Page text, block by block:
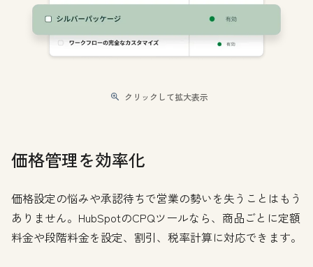
クリックして拡大表示
価格管理を効率化
価格設定の悩みや承認待ちで営業の勢いを失うことはもう
ありません。HubSpotのCPQツールなら、商品ごとに定額
料金や段階料金を設定、割引、税率計算に対応できます。